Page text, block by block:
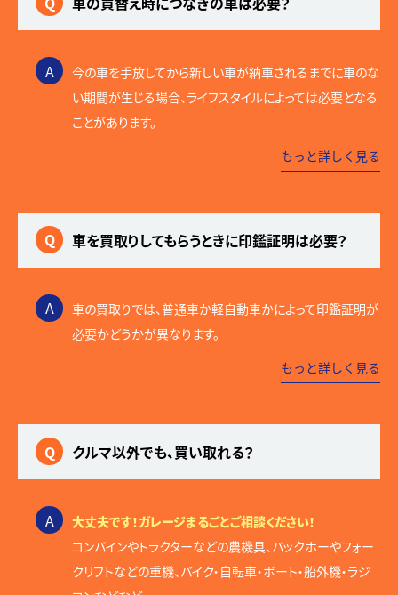
A
今の車を手放してから新しい車が納車されるまでに車のな
い期間が生じる場合、ライフスタイルによっては必要となる
ことがあります。
もっと詳しく見る
Q 車を買取りしてもらうときに印鑑証明は必要？
A
車の買取りでは、普通車か軽自動車かによって印鑑証明が
必要かどうかが異なります。
もっと詳しく見る
Q クルマ以外でも、買い取れる？
A
大丈夫です！ガレージまるごとご相談ください！
コンバインやトラクターなどの農機具、バックホーやフォー
クリフトなどの重機、バイク・自転車・ボート・船外機・ラジ